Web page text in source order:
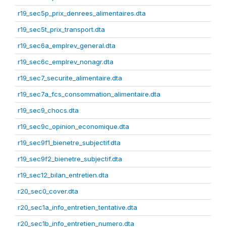
r19_sec5p_prix_denrees_alimentaires.dta
r19_sec5t_prix_transport.dta
r19_sec6a_emplrev_general.dta
r19_sec6c_emplrev_nonagr.dta
r19_sec7_securite_alimentaire.dta
r19_sec7a_fcs_consommation_alimentaire.dta
r19_sec9_chocs.dta
r19_sec9c_opinion_economique.dta
r19_sec9f1_bienetre_subjectif.dta
r19_sec9f2_bienetre_subjectif.dta
r19_sec12_bilan_entretien.dta
r20_sec0_cover.dta
r20_sec1a_info_entretien_tentative.dta
r20_sec1b_info_entretien_numero.dta